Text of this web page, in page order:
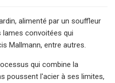
alimenté par un souffleur
lames convoitées qui
Mallmann, entre autres.
qui combine la
poussent l'acier à ses limites,